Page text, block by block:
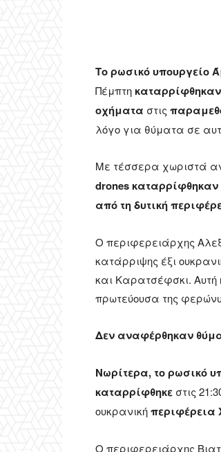
Το ρωσικό υπουργείο
Πέμπτη
οχήματα στις
λόγο για θύματα σε
Με τέσσερα χωριστά
drones καταρρίφθηκαν
από τη δυτική
Ο περιφερειάρχης
κατάρριψης έξι
και Καρατσέφσκι. Αυτή
πρωτεύουσα της
Δεν αναφέρθηκαν
Νωρίτερα, το ρωσικό
καταρρίφθηκε στις
ουκρανικήπεριφέρεια
Ο περιφερειάρχης